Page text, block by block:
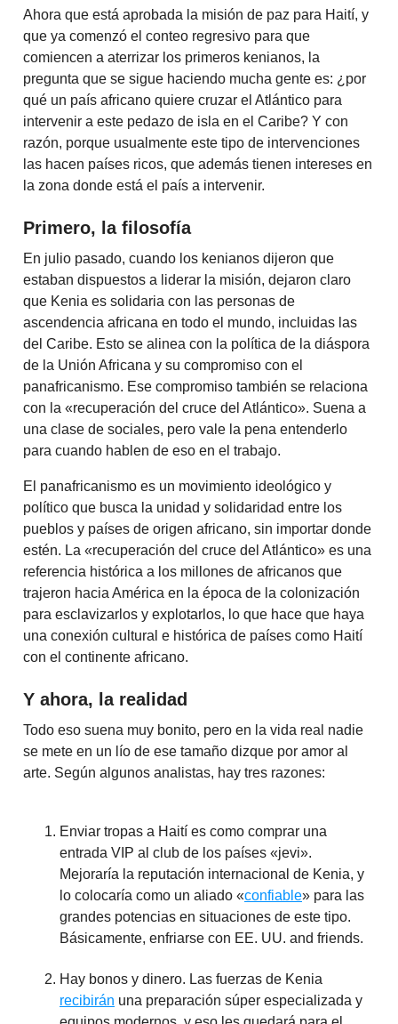
Ahora que está aprobada la misión de paz para Haití, y
que ya comenzó el conteo regresivo para que
comiencen a aterrizar los primeros kenianos, la
pregunta que se sigue haciendo mucha gente es: ¿por
qué un país africano quiere cruzar el Atlántico para
intervenir a este pedazo de isla en el Caribe? Y con
razón, porque usualmente este tipo de intervenciones
las hacen países ricos, que además tienen intereses en
la zona donde está el país a intervenir.
Primero, la filosofía
En julio pasado, cuando los kenianos dijeron que
estaban dispuestos a liderar la misión, dejaron claro
que Kenia es solidaria con las personas de
ascendencia africana en todo el mundo, incluidas las
del Caribe. Esto se alinea con la política de la diáspora
de la Unión Africana y su compromiso con el
panafricanismo. Ese compromiso también se relaciona
con la «recuperación del cruce del Atlántico». Suena a
una clase de sociales, pero vale la pena entenderlo
para cuando hablen de eso en el trabajo.
El panafricanismo es un movimiento ideológico y
político que busca la unidad y solidaridad entre los
pueblos y países de origen africano, sin importar donde
estén. La «recuperación del cruce del Atlántico» es una
referencia histórica a los millones de africanos que
trajeron hacia América en la época de la colonización
para esclavizarlos y explotarlos, lo que hace que haya
una conexión cultural e histórica de países como Haití
con el continente africano.
Y ahora, la realidad
Todo eso suena muy bonito, pero en la vida real nadie
se mete en un lío de ese tamaño dizque por amor al
arte. Según algunos analistas, hay tres razones:
Enviar tropas a Haití es como comprar una
entrada VIP al club de los países «jevi».
Mejoraría la reputación internacional de Kenia, y
lo colocaría como un aliado «confiable» para las
grandes potencias en situaciones de este tipo.
Básicamente, enfriarse con EE. UU. and friends.
Hay bonos y dinero. Las fuerzas de Kenia
recibirán una preparación súper especializada y